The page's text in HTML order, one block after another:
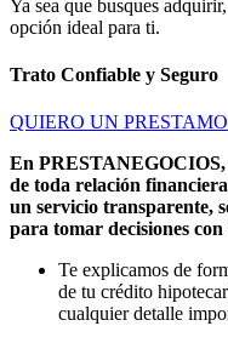
Ya sea que busques
opción ideal para ti.
Trato Confiable y Seguro
QUIERO UN PRESTAMO
En PRESTANEGOCIOS,
de toda relación
un servicio transparente,
para tomar decisiones
Te explicamos de
de tu crédito
cualquier detalle